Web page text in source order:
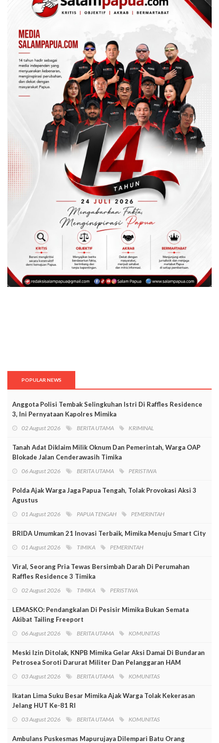
POPULAR NEWS
Anggota Polisi Tembak Selingkuhan Istri Di Raffles Residence
3, Ini Pernyataan Kapolres Mimika
02 August 2026 BERITA UTAMA KRIMINAL
Tanah Adat Diklaim Milik Oknum Dan Pemerintah, Warga OAP
Blokade Jalan Cenderawasih Timika
06 August 2026 BERITA UTAMA PERISTIWA
Polda Ajak Warga Jaga Papua Tengah, Tolak Provokasi Aksi 3
Agustus
01 August 2026 PAPUA TENGAH PEMERINTAH
BRIDA Umumkan 21 Inovasi Terbaik, Mimika Menuju Smart City
01 August 2026 TIMIKA PEMERINTAH
Viral, Seorang Pria Tewas Bersimbah Darah Di Perumahan
Raffles Residence 3 Timika
02 August 2026 TIMIKA PERISTIWA
LEMASKO: Pendangkalan Di Pesisir Mimika Bukan Semata
Akibat Tailing Freeport
06 August 2026 BERITA UTAMA KOMUNITAS
Meski Izin Ditolak, KNPB Mimika Gelar Aksi Damai Di Bundaran
Petrosea Soroti Darurat Militer Dan Pelanggaran HAM
03 August 2026 BERITA UTAMA KOMUNITAS
Ikatan Lima Suku Besar Mimika Ajak Warga Tolak Kekerasan
Jelang HUT Ke-81 RI
03 August 2026 BERITA UTAMA KOMUNITAS
Ambulans Puskesmas Mapurujaya Dilempari Batu Orang